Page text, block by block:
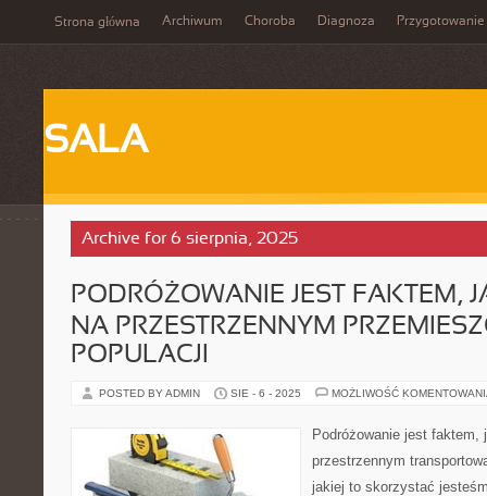
Strona główna Archiwum Choroba Diagnoza Przygotowanie
SALA
Archive for 6 sierpnia, 2025
PODRÓŻOWANIE JEST FAKTEM,
NA PRZESTRZENNYM
POPULACJI
POSTED BY ADMIN SIE - 6 - 2025 MOŻLIWOŚĆ
Podróżowanie jest faktem,
przestrzennym
jakiej to skorzystać